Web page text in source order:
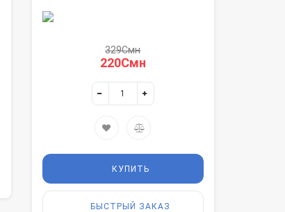
329Смн
220Смн
КУПИТЬ
БЫСТРЫЙ ЗАКАЗ